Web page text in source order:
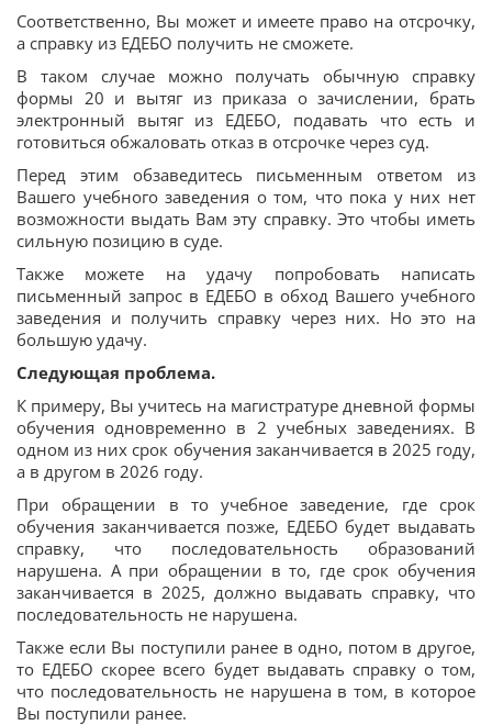
Соответственно, Вы может и имеете право на отсрочку,
а справку из ЕДЕБО получить не сможете.
В таком случае можно получать обычную справку
формы 20 и вытяг из приказа о зачислении, брать
электронный вытяг из ЕДЕБО, подавать что есть и
готовиться обжаловать отказ в отсрочке через суд.
Перед этим обзаведитесь письменным ответом из
Вашего учебного заведения о том, что пока у них нет
возможности выдать Вам эту справку. Это чтобы иметь
сильную позицию в суде.
Также можете на удачу попробовать написать
письменный запрос в ЕДЕБО в обход Вашего учебного
заведения и получить справку через них. Но это на
большую удачу.
Следующая проблема.
К примеру, Вы учитесь на магистратуре дневной формы
обучения одновременно в 2 учебных заведениях. В
одном из них срок обучения заканчивается в 2025 году,
а в другом в 2026 году.
При обращении в то учебное заведение, где срок
обучения заканчивается позже, ЕДЕБО будет выдавать
справку, что последовательность образований
нарушена. А при обращении в то, где срок обучения
заканчивается в 2025, должно выдавать справку, что
последовательность не нарушена.
Также если Вы поступили ранее в одно, потом в другое,
то ЕДЕБО скорее всего будет выдавать справку о том,
что последовательность не нарушена в том, в которое
Вы поступили ранее.